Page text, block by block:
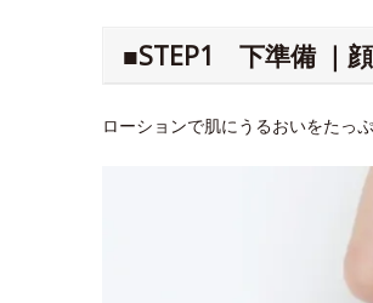
■STEP1 下準備 ｜
ローションで肌にうるおいをたっ